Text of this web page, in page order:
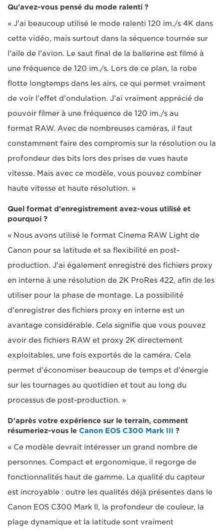
Qu'avez-vous pensé du mode ralenti ?
« J'ai beaucoup utilisé le mode ralenti 120 im./s 4K dans
cette vidéo, mais surtout dans la séquence tournée sur
l'aile de l'avion. Le saut final de la ballerine est filmé à
une fréquence de 120 im./s. Lors de ce plan, la robe
flotte longtemps dans les airs, ce qui permet vraiment
de voir l'effet d'ondulation. J'ai vraiment apprécié de
pouvoir filmer à une fréquence de 120 im./s au
format RAW. Avec de nombreuses caméras, il faut
constamment faire des compromis sur la résolution ou la
profondeur des bits lors des prises de vues haute
vitesse. Mais avec ce modèle, vous pouvez combiner
haute vitesse et haute résolution. »
Quel format d'enregistrement avez-vous utilisé et
pourquoi ?
« Nous avons utilisé le format Cinema RAW Light de
Canon pour sa latitude et sa flexibilité en post-
production. J'ai également enregistré des fichiers proxy
en interne à une résolution de 2K ProRes 422, afin de les
utiliser pour la phase de montage. La possibilité
d'enregistrer des fichiers proxy en interne est un
avantage considérable. Cela signifie que vous pouvez
avoir des fichiers RAW et proxy 2K directement
exploitables, une fois exportés de la caméra. Cela
permet d'économiser beaucoup de temps et d'énergie
sur les tournages au quotidien et tout au long du
processus de post-production. »
D'après votre expérience sur le terrain, comment
résumeriez-vous le Canon EOS C300 Mark III ?
« Ce modèle devrait intéresser un grand nombre de
personnes. Compact et ergonomique, il regorge de
fonctionnalités haut de gamme. La qualité du capteur
est incroyable : outre les qualités déjà présentes dans le
Canon EOS C300 Mark II, la profondeur de couleur, la
plage dynamique et la latitude sont vraiment